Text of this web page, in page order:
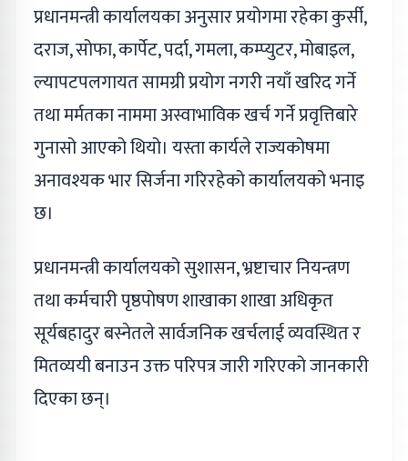
प्रधानमन्त्री कार्यालयका अनुसार प्रयोगमा रहेका कुर्सी,
दराज, सोफा, कार्पेट, पर्दा, गमला, कम्प्युटर, मोबाइल,
ल्यापटपलगायत सामग्री प्रयोग नगरी नयाँ खरिद गर्ने
तथा मर्मतका नाममा अस्वाभाविक खर्च गर्ने प्रवृत्तिबारे
गुनासो आएको थियो। यस्ता कार्यले राज्यकोषमा
अनावश्यक भार सिर्जना गरिरहेको कार्यालयको भनाइ
छ।
प्रधानमन्त्री कार्यालयको सुशासन, भ्रष्टाचार नियन्त्रण
तथा कर्मचारी पृष्ठपोषण शाखाका शाखा अधिकृत
सूर्यबहादुर बस्नेतले सार्वजनिक खर्चलाई व्यवस्थित र
मितव्ययी बनाउन उक्त परिपत्र जारी गरिएको जानकारी
दिएका छन्।